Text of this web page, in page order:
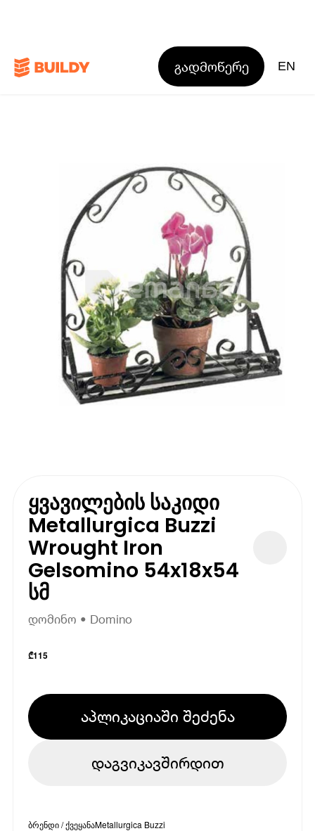
გადმოწერე EN
ყვავილების საკიდი
Metallurgica Buzzi
Wrought Iron
Gelsomino 54x18x54
სმ
დომინო • Domino
₾115
აპლიკაციაში შეძენა
დაგვიკავშირდით
ბრენდი / ქვეყანაMetallurgica Buzzi